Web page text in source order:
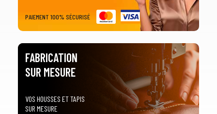
PAIEMENT 100% SÉCURISÉ
FABRICATION
SUR MESURE
VOS HOUSSES ET TAPIS
SUR MESURE